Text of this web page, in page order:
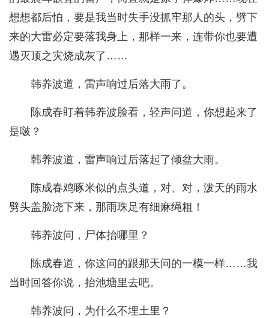
想想都后怕，要是我当时失手没抓牢那人的头，劈下
来的大雷必定要落我身上，那样一来，连带你也要遭
遇灭顶之灾烧成灰了……
韩养波道，雷声响过后落大雨了。
陈成春盯着韩养波脸看，轻声问道，你想起来了
是啵？
韩养波道，雷声响过后落起了倾盆大雨。
陈成春鸡啄米似的点头道，对、对，泼天的雨水
劈头盖脸浇下来，那雨珠足有细麻绳粗！
韩养波问，尸体抬哪里？
陈成春道，你这问的跟那天问的一模一样……我
当时回答你说，抬池塘里去吧。
韩养波问，为什么不埋土里？